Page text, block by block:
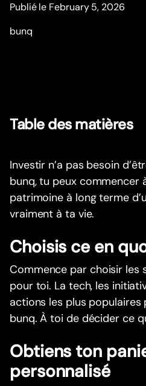
Publié le February 5, 2026
bunq
Table des matières
Investir n’a pas besoin
bunq, tu peux commencer
patrimoine à long terme
vraiment à ta vie.
Choisis ce en
Commence par choisir
pour toi. La tech, les
actions les plus
bunq. À toi de décider ce
Obtiens ton
personnalisé